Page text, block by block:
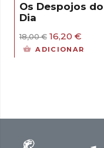
Os Despojos do
Dia
18,00€ O
preço
16,20 €
preço
ADICIONAR